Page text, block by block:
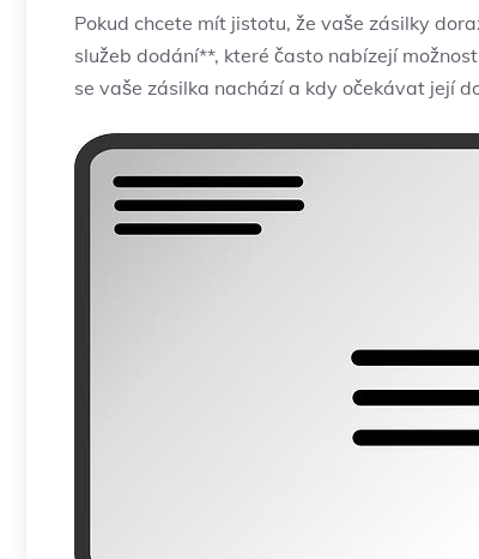
Pokud chcete mít jistotu, že vaše zásilky
služeb dodání**, které často nabízejí
se vaše zásilka nachází a kdy očekávat její